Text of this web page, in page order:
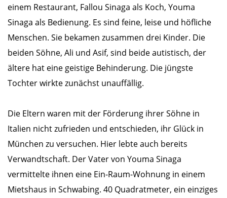
einem Restaurant, Fallou Sinaga als Koch, Youma
Sinaga als Bedienung. Es sind feine, leise und höfliche
Menschen. Sie bekamen zusammen drei Kinder. Die
beiden Söhne, Ali und Asif, sind beide autistisch, der
ältere hat eine geistige Behinderung. Die jüngste
Tochter wirkte zunächst unauffällig.
Die Eltern waren mit der Förderung ihrer Söhne in
Italien nicht zufrieden und entschieden, ihr Glück in
München zu versuchen. Hier lebte auch bereits
Verwandtschaft. Der Vater von Youma Sinaga
vermittelte ihnen eine Ein-Raum-Wohnung in einem
Mietshaus in Schwabing. 40 Quadratmeter, ein einziges